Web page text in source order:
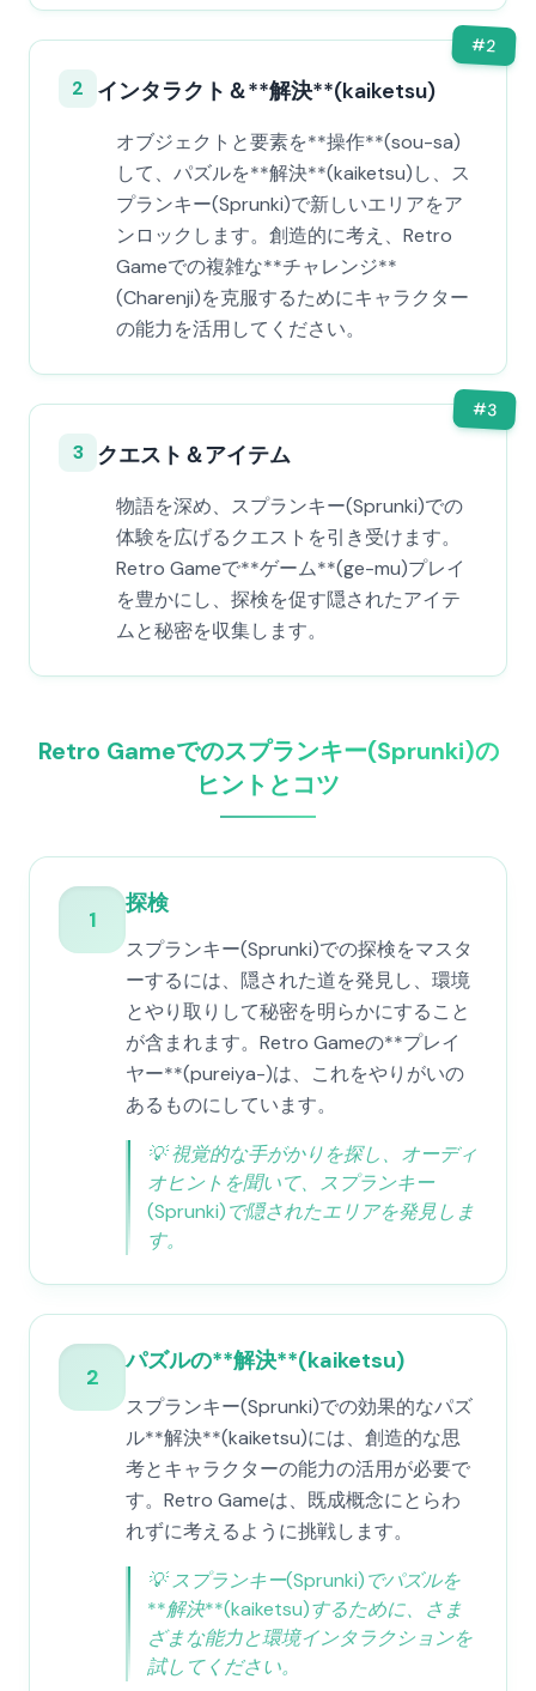
#2
2 インタラクト＆**解決**(kaiketsu)
オブジェクトと要素を**操作**(sou-sa)
して、パズルを**解決**(kaiketsu)し、ス
プランキー(Sprunki)で新しいエリアをア
ンロックします。創造的に考え、Retro
Gameでの複雑な**チャレンジ**
(Charenji)を克服するためにキャラクター
の能力を活用してください。
#3
3 クエスト＆アイテム
物語を深め、スプランキー(Sprunki)での
体験を広げるクエストを引き受けます。
Retro Gameで**ゲーム**(ge-mu)プレイ
を豊かにし、探検を促す隠されたアイテ
ムと秘密を収集します。
Retro Gameでのスプランキー(Sprunki)の
ヒントとコツ
1
探検
スプランキー(Sprunki)での探検をマスタ
ーするには、隠された道を発見し、環境
とやり取りして秘密を明らかにすること
が含まれます。Retro Gameの**プレイ
ヤー**(pureiya-)は、これをやりがいの
あるものにしています。
💡視覚的な手がかりを探し、オーディ
オヒントを聞いて、スプランキー
(Sprunki)で隠されたエリアを発見しま
す。
2
パズルの**解決**(kaiketsu)
スプランキー(Sprunki)での効果的なパズ
ル**解決**(kaiketsu)には、創造的な思
考とキャラクターの能力の活用が必要で
す。Retro Gameは、既成概念にとらわ
れずに考えるように挑戦します。
💡スプランキー(Sprunki)でパズルを
**解決**(kaiketsu)するために、さま
ざまな能力と環境インタラクションを
試してください。